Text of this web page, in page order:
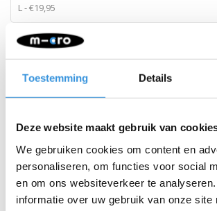
Toestemming Details
Deze website maakt gebruik van
We gebruiken cookies om content en
personaliseren, om functies voor social
en om ons websiteverkeer te
informatie over uw gebruik van onze site
L - €19,95
- +
Retour binnen 30 dagen
Micro Impact knie-, pols en
kind - blauw
De Micro Impact protection set biedt optimale